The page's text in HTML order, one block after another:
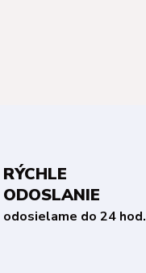
RÝCHLE
ODOSLANIE
odosielame do 24 hod.